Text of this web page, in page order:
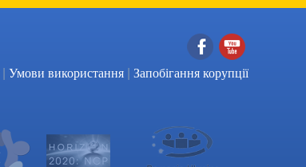
Facebook
YouTube
| Умови використання | Запобігання корупції